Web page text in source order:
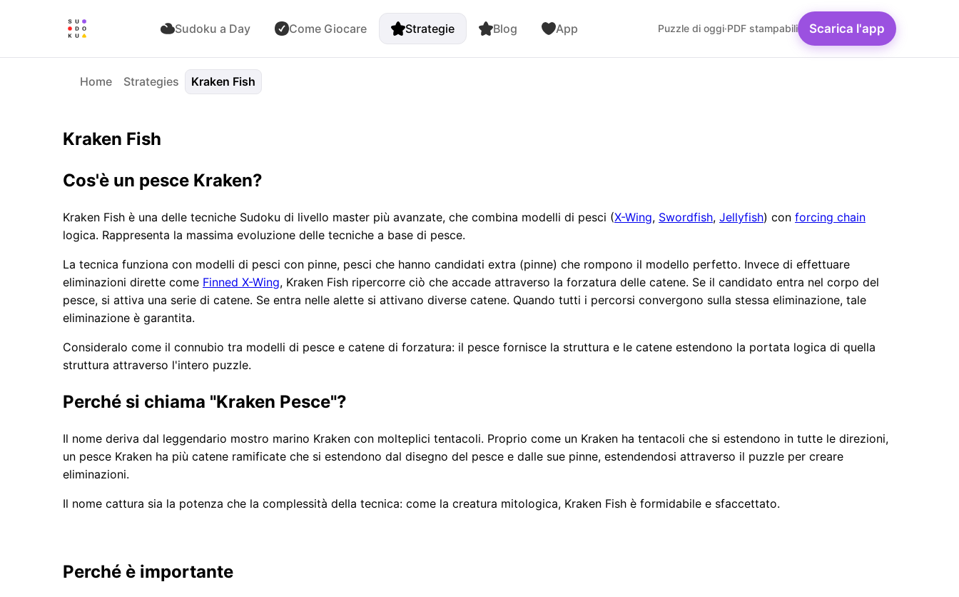
Sudoku a Day Come Giocare Strategie Blog App Puzzle di oggi·PDF stampabili Scarica l'app
Home Strategies Kraken Fish
Kraken Fish
Cos'è un pesce Kraken?
Kraken Fish è una delle tecniche Sudoku di livello master più avanzate, che combina modelli di pesci (X-Wing, Swordfish, Jellyfish) con forcing chain
logica. Rappresenta la massima evoluzione delle tecniche a base di pesce.
La tecnica funziona con modelli di pesci con pinne, pesci che hanno candidati extra (pinne) che rompono il modello perfetto. Invece di effettuare
eliminazioni dirette come Finned X-Wing, Kraken Fish ripercorre ciò che accade attraverso la forzatura delle catene. Se il candidato entra nel corpo del
pesce, si attiva una serie di catene. Se entra nelle alette si attivano diverse catene. Quando tutti i percorsi convergono sulla stessa eliminazione, tale
eliminazione è garantita.
Consideralo come il connubio tra modelli di pesce e catene di forzatura: il pesce fornisce la struttura e le catene estendono la portata logica di quella
struttura attraverso l'intero puzzle.
Perché si chiama "Kraken Pesce"?
Il nome deriva dal leggendario mostro marino Kraken con molteplici tentacoli. Proprio come un Kraken ha tentacoli che si estendono in tutte le direzioni,
un pesce Kraken ha più catene ramificate che si estendono dal disegno del pesce e dalle sue pinne, estendendosi attraverso il puzzle per creare
eliminazioni.
Il nome cattura sia la potenza che la complessità della tecnica: come la creatura mitologica, Kraken Fish è formidabile e sfaccettato.
Perché è importante